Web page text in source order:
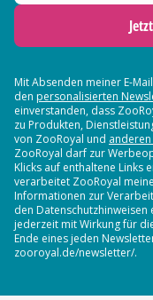
Mit Absenden meiner E-
den personalisierten
einverstanden, dass
zu Produkten,
von ZooRoyal und anderen
ZooRoyal darf zur
Klicks auf enthaltene Links
verarbeitet ZooRoyal
Informationen zur
den Datenschutzhinweisen
jederzeit mit Wirkung für
Ende eines jeden
zooroyal.de/newsletter/.